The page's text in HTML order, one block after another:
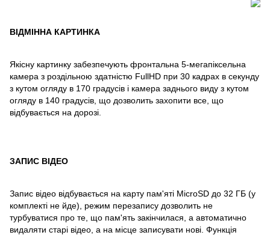
ВІДМІННА КАРТИНКА
Якісну картинку забезпечують фронтальна 5-мегапіксельна
камера з роздільною здатністю FullHD при 30 кадрах в секунду
з кутом огляду в 170 градусів і камера заднього виду з кутом
огляду в 140 градусів, що дозволить захопити все, що
відбувається на дорозі.
ЗАПИС ВІДЕО
Запис відео відбувається на карту пам'яті MicroSD до 32 ГБ (у
комплекті не йде), режим перезапису дозволить не
турбуватися про те, що пам'ять закінчилася, а автоматично
видаляти старі відео, а на місце записувати нові. Функція